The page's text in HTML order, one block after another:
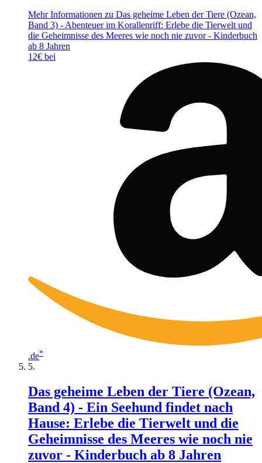
Mehr Informationen zu Das geheime Leben der Tiere (Ozean,
Band 3) - Abenteuer im Korallenriff: Erlebe die Tierwelt und
die Geheimnisse des Meeres wie noch nie zuvor - Kinderbuch
ab 8 Jahren
12€ bei
.de*
Das geheime Leben der Tiere (Ozean,
Band 4) - Ein Seehund findet nach
Hause: Erlebe die Tierwelt und die
Geheimnisse des Meeres wie noch nie
zuvor - Kinderbuch ab 8 Jahren